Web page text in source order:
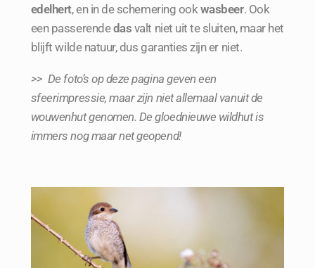
edelhert, en in de schemering ook wasbeer. Ook
een passerendedas valt niet uit te sluiten, maar het
blijft wilde natuur, dus garanties zijn er niet.
>> De foto’s op deze pagina geven een
sfeerimpressie, maar zijn niet allemaal vanuit de
wouwenhut genomen. De gloednieuwe wildhut is
immers nog maar net geopend!